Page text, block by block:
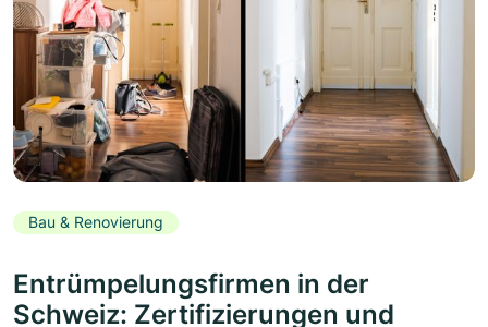
Bau & Renovierung
Entrümpelungsfirmen in der
Schweiz: Zertifizierungen und